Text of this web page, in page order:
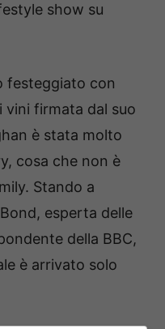
show su
festeggiato con
vini firmata dal suo
è stata molto
cosa che non è
Stando a
esperta delle
della BBC,
è arrivato solo